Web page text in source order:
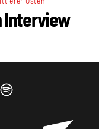
Interview